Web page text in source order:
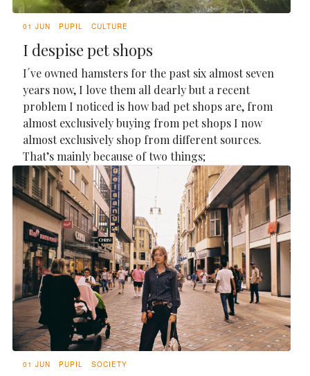
01 JUN PUPIL CULTURE
I despise pet shops
I´ve owned hamsters for the past six almost seven
years now, I love them all dearly but a recent
problem I noticed is how bad pet shops are, from
almost exclusively buying from pet shops I now
almost exclusively shop from different sources.
That’s mainly because of two things;
01 JUN PUPIL SOCIETY